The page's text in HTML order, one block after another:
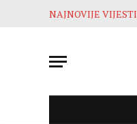
NAJNOVIJE VIJESTI